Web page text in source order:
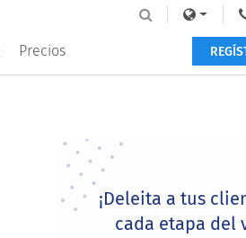
Precios
Primary
Sidebar
¡Deleita a tus
cada etapa del